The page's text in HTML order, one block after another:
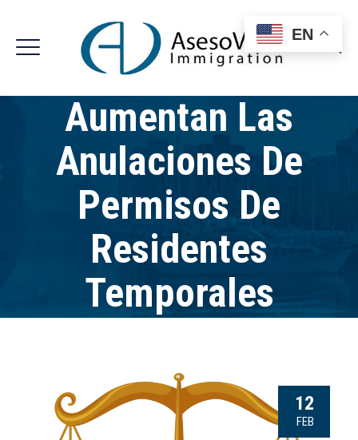
Aumentan Las
Anulaciones De
Permisos De
Residentes
Temporales
12
FEB
EN